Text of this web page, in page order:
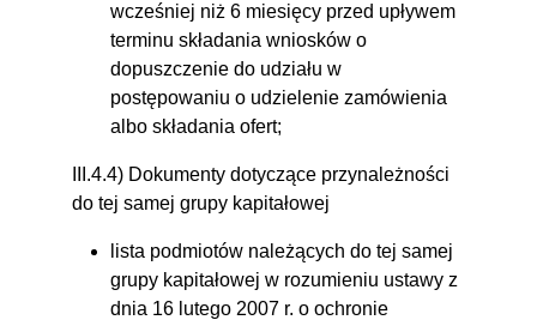
wcześniej niż 6 miesięcy przed upływem
terminu składania wniosków o
dopuszczenie do udziału w
postępowaniu o udzielenie zamówienia
albo składania ofert;
III.4.4) Dokumenty dotyczące przynależności
do tej samej grupy kapitałowej
lista podmiotów należących do tej samej
grupy kapitałowej w rozumieniu ustawy z
dnia 16 lutego 2007 r. o ochronie